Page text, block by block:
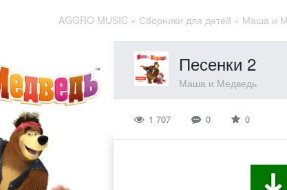
AGGRO MUSIC » Сборники для детей » Маша и
Песенки 2
Маша и Медведь
1 707 0 0